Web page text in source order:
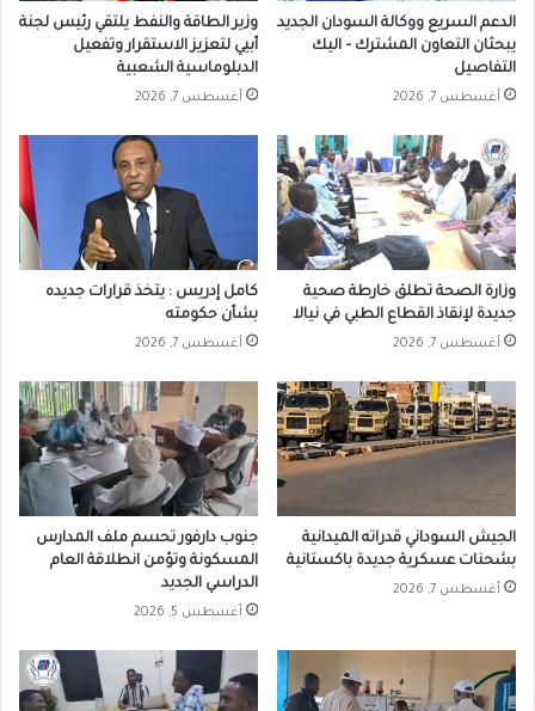
الدعم السريع ووكالة السودان الجديد
يبحثان التعاون المشترك – اليك
التفاصيل
أغسطس 7, 2026
وزير الطاقة والنفط يلتقي رئيس لجنة
أبيي لتعزيز الاستقرار وتفعيل
الدبلوماسية الشعبية
أغسطس 7, 2026
وزارة الصحة تطلق خارطة صحية
جديدة لإنقاذ القطاع الطبي في نيالا
أغسطس 7, 2026
كامل إدريس : يتخذ قرارات جديده
بشأن حكومته
أغسطس 7, 2026
الجيش السوداني قدراته الميدانية
بشحنات عسكرية جديدة باكستانية
أغسطس 7, 2026
جنوب دارفور تحسم ملف المدارس
المسكونة وتؤمن انطلاقة العام
الدراسي الجديد
أغسطس 5, 2026